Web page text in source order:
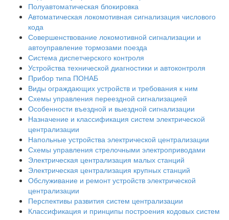
Полуавтоматическая блокировка
Автоматическая локомотивная сигнализация числового
кода
Совершенствование локомотивной сигнализации и
автоуправление тормозами поезда
Система диспетчерского контроля
Устройства технической диагностики и автоконтроля
Прибор типа ПОНАБ
Виды ограждающих устройств и требования к ним
Схемы управления переездной сигнализацией
Особенности въездной и выездной сигнализации
Назначение и классификация систем электрической
централизации
Напольные устройства электрической централизации
Схемы управления стрелочными электроприводами
Электрическая централизация малых станций
Электрическая централизация крупных станций
Обслуживание и ремонт устройств электрической
централизации
Перспективы развития систем централизации
Классификация и принципы построения кодовых систем